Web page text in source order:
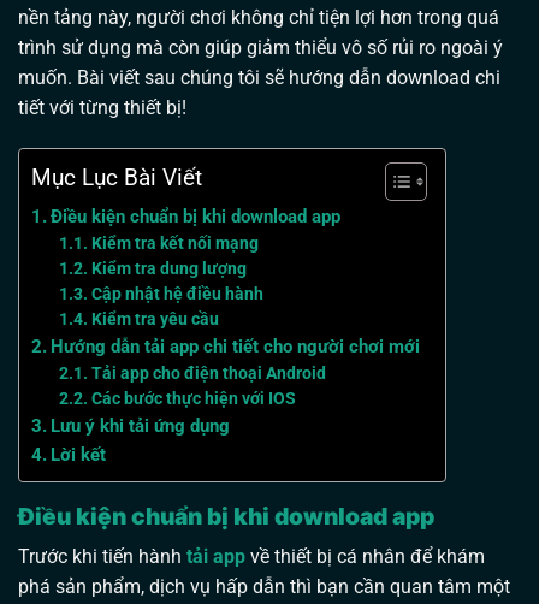
nền tảng này, người chơi không chỉ tiện lợi hơn trong quá
trình sử dụng mà còn giúp giảm thiểu vô số rủi ro ngoài ý
muốn. Bài viết sau chúng tôi sẽ hướng dẫn download chi
tiết với từng thiết bị!
Mục Lục Bài Viết
Điều kiện chuẩn bị khi download app
Kiểm tra kết nối mạng
Kiểm tra dung lượng
Cập nhật hệ điều hành
Kiểm tra yêu cầu
Hướng dẫn tải app chi tiết cho người chơi mới
Tải app cho điện thoại Android
Các bước thực hiện với IOS
Lưu ý khi tải ứng dụng
Lời kết
Điều kiện chuẩn bị khi download app
Trước khi tiến hành tải app về thiết bị cá nhân để khám
phá sản phẩm, dịch vụ hấp dẫn thì bạn cần quan tâm một